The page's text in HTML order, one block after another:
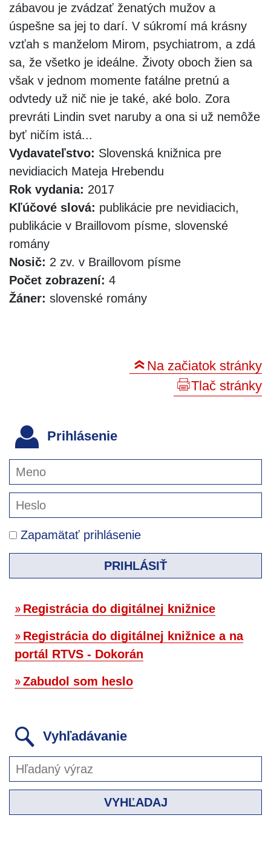
zábavou je zvádzať ženatých mužov a
úspešne sa jej to darí. V súkromí má krásny
vzťah s manželom Mirom, psychiatrom, a zdá
sa, že všetko je ideálne. Životy oboch žien sa
však v jednom momente fatálne pretnú a
odvtedy už nič nie je také, aké bolo. Zora
prevráti Lindin svet naruby a ona si už nemôže
byť ničím istá...
Vydavateľstvo: Slovenská knižnica pre
nevidiacich Mateja Hrebendu
Rok vydania: 2017
Kľúčové slová: publikácie pre nevidiacich,
publikácie v Braillovom písme, slovenské
romány
Nosič: 2 zv. v Braillovom písme
Počet zobrazení: 4
Žáner: slovenské romány
Na začiatok stránky
Tlač stránky
Prihlásenie
Zapamätať prihlásenie
PRIHLÁSIŤ
Registrácia do digitálnej knižnice
Registrácia do digitálnej knižnice a na
portál RTVS - Dokorán
Zabudol som heslo
Vyhľadávanie
VYHĽADAJ